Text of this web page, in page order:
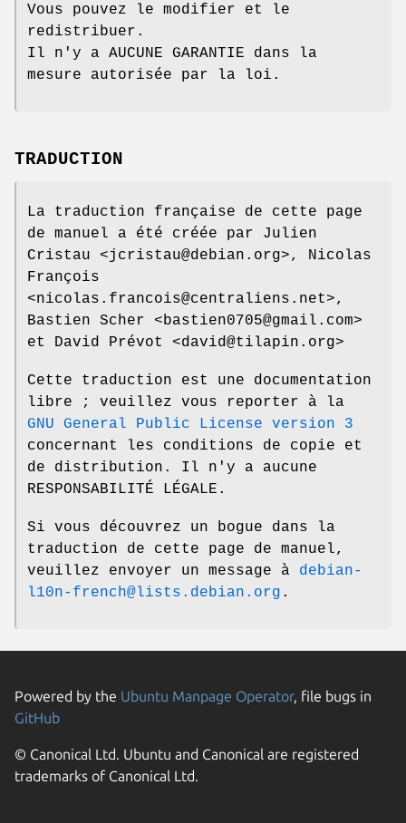
Vous pouvez le modifier et le
redistribuer.
Il n'y a AUCUNE GARANTIE dans la
mesure autorisée par la loi.
TRADUCTION
La traduction française de cette page
de manuel a été créée par Julien
Cristau <jcristau@debian.org>, Nicolas
François
<nicolas.francois@centraliens.net>,
Bastien Scher <bastien0705@gmail.com>
et David Prévot <david@tilapin.org>
Cette traduction est une documentation
libre ; veuillez vous reporter à la
GNU General Public License version 3
concernant les conditions de copie et
de distribution. Il n'y a aucune
RESPONSABILITÉ LÉGALE.
Si vous découvrez un bogue dans la
traduction de cette page de manuel,
veuillez envoyer un message à debian-
l10n-french@lists.debian.org .
Powered by the Ubuntu Manpage Operator, file bugs in
GitHub
© Canonical Ltd. Ubuntu and Canonical are registered
trademarks of Canonical Ltd.